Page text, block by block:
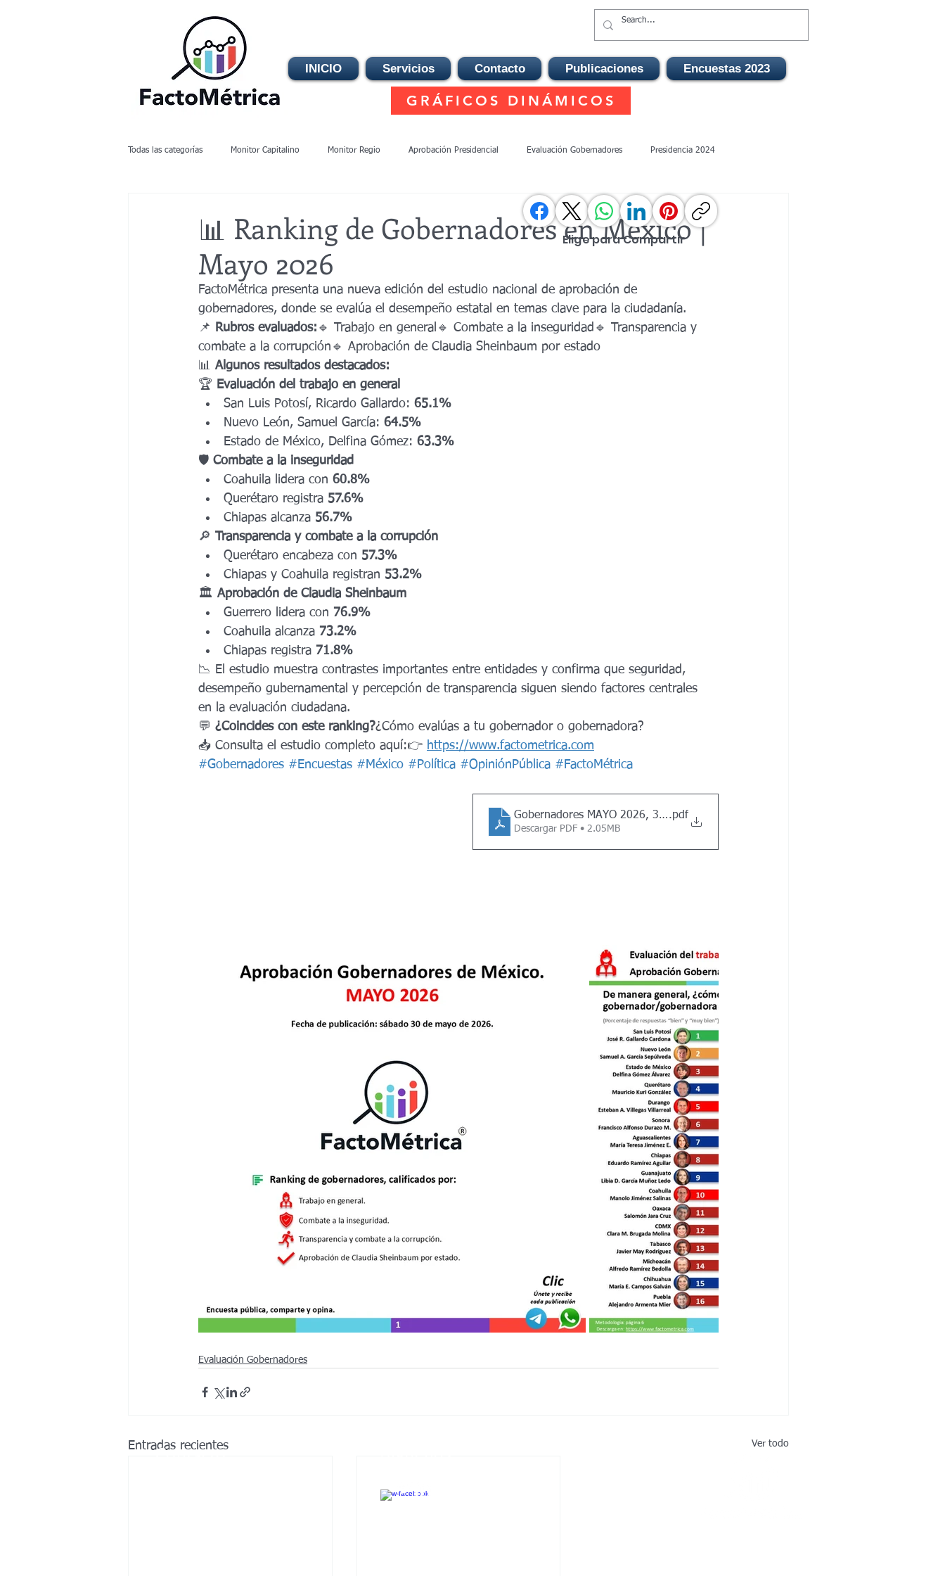
INICIO Servicios Contacto Publicaciones Encuestas 2023
GRÁFICOS DINÁMICOS
Todas las categorías Monitor Capitalino Monitor Regio Aprobación Presidencial Evaluación Gobernadores Presidencia 2024
Alcadías Guanajuato Gubernatura Nuevo León 2027
Aprobación presidencial Estado de México
Gubernatura Tlaxcala 2027
Baja California Sur 2027
📊 Ranking de Gobernadores en México |
Mayo 2026
FactoMétrica presenta una nueva edición del estudio nacional de aprobación de
gobernadores, donde se evalúa el desempeño estatal en temas clave para la ciudadanía.
📌
Rubros evaluados: 🔹 Trabajo en general🔹 Combate a la inseguridad🔹 Transparencia y
combate a la corrupción🔹 Aprobación de Claudia Sheinbaum por estado
📊 Algunos resultados destacados:
🏆 Evaluación del trabajo en general
San Luis Potosí, Ricardo Gallardo: 65.1%
Nuevo León, Samuel García: 64.5%
Estado de México, Delfina Gómez: 63.3%
🛡️ Combate a la inseguridad
Coahuila lidera con 60.8%
Querétaro registra 57.6%
Chiapas alcanza 56.7%
🔎 Transparencia y combate a la corrupción
Querétaro encabeza con 57.3%
Chiapas y Coahuila registran 53.2%
🏛️ Aprobación de Claudia Sheinbaum
Guerrero lidera con 76.9%
Coahuila alcanza 73.2%
Chiapas registra 71.8%
📉 El estudio muestra contrastes importantes entre entidades y confirma que seguridad,
desempeño gubernamental y percepción de transparencia siguen siendo factores centrales
en la evaluación ciudadana.
💬 ¿Coincides con este ranking?¿Cómo evalúas a tu gobernador o gobernadora?
📥 Consulta el estudio completo aquí:👉 https://www.factometrica.com
#Gobernadores #Encuestas #México #Política #OpiniónPública #FactoMétrica
Gobernadores MAYO 2026, 30-05-2026
.pdf
Descargar PDF • 2.05MB
Evaluación Gobernadores
Entradas recientes Ver todo
Elige para Compartir
Contacto